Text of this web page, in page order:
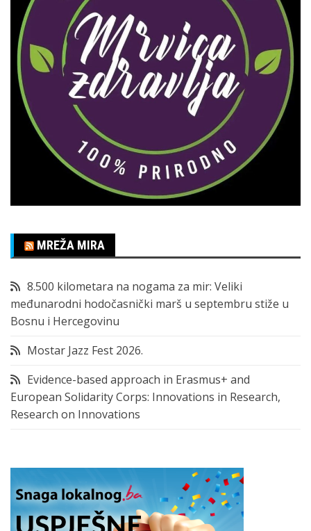
MREŽA MIRA
8.500 kilometara na nogama za mir: Veliki
međunarodni hodočasnički marš u septembru stiže u
Bosnu i Hercegovinu
Mostar Jazz Fest 2026.
Evidence-based approach in Erasmus+ and
European Solidarity Corps: Innovations in Research,
Research on Innovations